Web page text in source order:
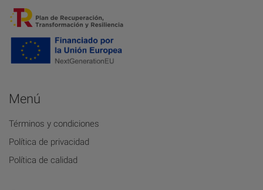
Menú
Términos y condiciones
Política de privacidad
Política de calidad